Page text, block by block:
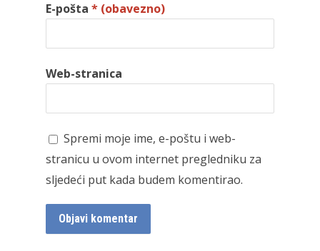
E-pošta * (obavezno)
Web-stranica
Spremi moje ime, e-poštu i web-
stranicu u ovom internet pregledniku za
sljedeći put kada budem komentirao.